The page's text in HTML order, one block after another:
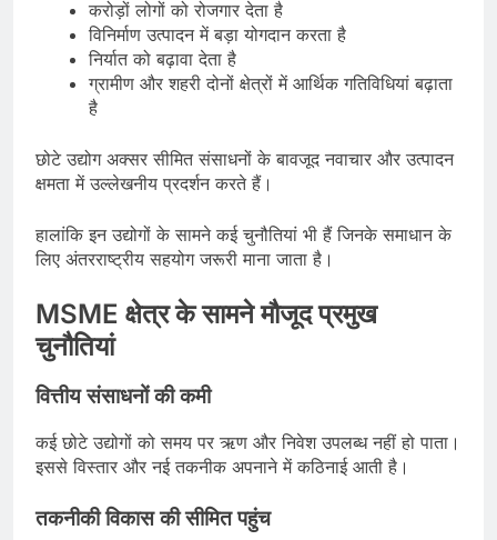
करोड़ों लोगों को रोजगार देता है
विनिर्माण उत्पादन में बड़ा योगदान करता है
निर्यात को बढ़ावा देता है
ग्रामीण और शहरी दोनों क्षेत्रों में आर्थिक गतिविधियां बढ़ाता
है
छोटे उद्योग अक्सर सीमित संसाधनों के बावजूद नवाचार और उत्पादन
क्षमता में उल्लेखनीय प्रदर्शन करते हैं।
हालांकि इन उद्योगों के सामने कई चुनौतियां भी हैं जिनके समाधान के
लिए अंतरराष्ट्रीय सहयोग जरूरी माना जाता है।
MSME क्षेत्र के सामने मौजूद प्रमुख
चुनौतियां
वित्तीय संसाधनों की कमी
कई छोटे उद्योगों को समय पर ऋण और निवेश उपलब्ध नहीं हो पाता।
इससे विस्तार और नई तकनीक अपनाने में कठिनाई आती है।
तकनीकी विकास की सीमित पहुंच